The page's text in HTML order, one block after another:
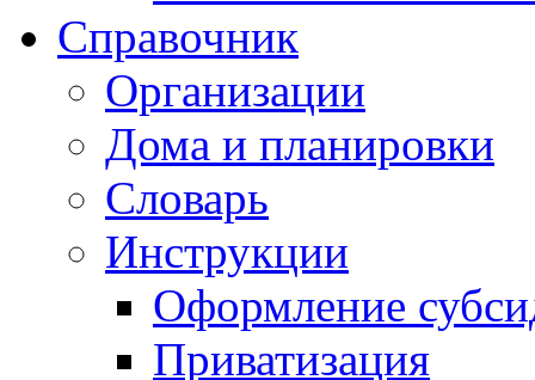
Справочник
Организации
Дома и планировки
Словарь
Инструкции
Оформление
Приватизация